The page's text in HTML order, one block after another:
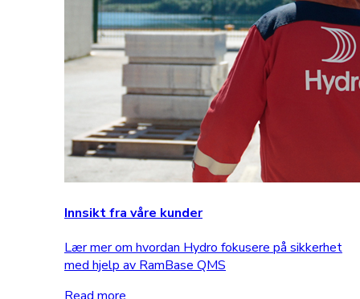
Innsikt fra våre kunder
Lær mer om hvordan Hydro fokusere på sikkerhet
med hjelp av RamBase QMS